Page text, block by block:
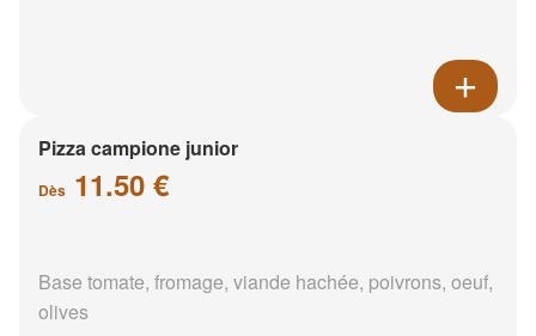
Pizza campione junior
Dès 11.50 €
Base tomate, fromage, viande hachée, poivrons, oeuf,
olives